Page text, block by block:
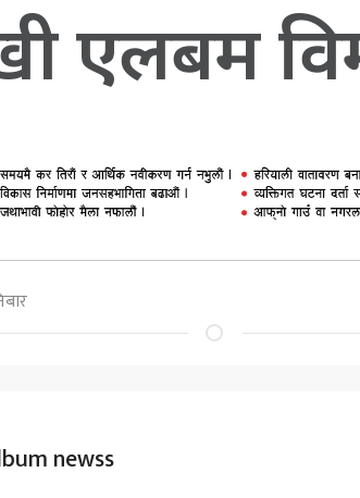
एलबम